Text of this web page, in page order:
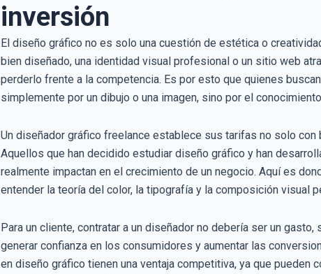
inversión
El diseño gráfico no es solo una cuestión de estética o
bien diseñado, una identidad visual profesional o un sitio web
perderlo frente a la competencia. Es por esto que quienes
simplemente por un dibujo o una imagen, sino por el
Un diseñador gráfico freelance establece sus tarifas no solo
Aquellos que han decidido estudiar diseño gráfico y han
realmente impactan en el crecimiento de un negocio. Aquí es
entender la teoría del color, la tipografía y la composición visual
Para un cliente, contratar a un diseñador no debería ser un
generar confianza en los consumidores y aumentar las
en diseño gráfico tienen una ventaja competitiva, ya que